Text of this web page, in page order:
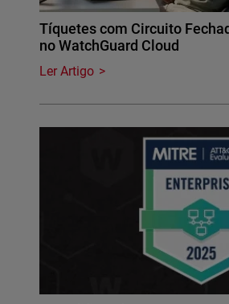
Tíquetes com Circuito
no WatchGuard Cloud
Ler Artigo